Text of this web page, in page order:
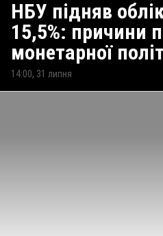
НБУ підняв
15,5%: причини
монетарної
14:00, 31 липня